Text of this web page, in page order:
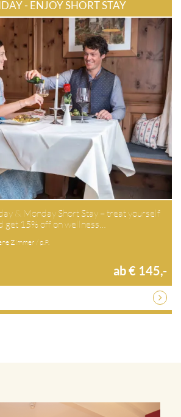
- ENJOY SHORT STAY
& Monday Short Stay – treat yourself
get 15% off on wellness…
Zimmer / p.P.
ab € 145,-